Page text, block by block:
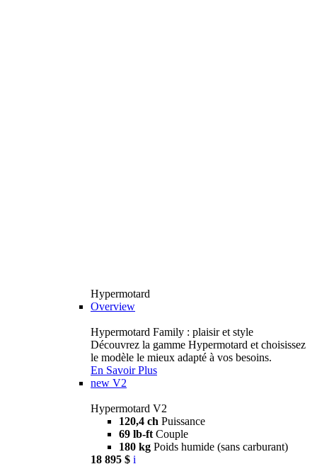
Hypermotard
Overview
Hypermotard Family : plaisir et style
Découvrez la gamme Hypermotard et choisissez
le modèle le mieux adapté à vos besoins.
En Savoir Plus
new V2
Hypermotard V2
120,4 ch Puissance
69 lb-ft Couple
180 kg Poids humide (sans carburant)
18 895 $ i